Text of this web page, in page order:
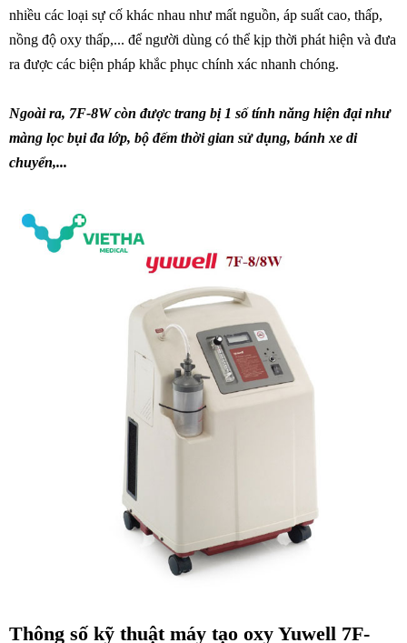
nhiều các loại sự cố khác nhau như mất nguồn, áp suất cao, thấp,
nồng độ oxy thấp,... để người dùng có thể kịp thời phát hiện và đưa
ra được các biện pháp khắc phục chính xác nhanh chóng.
Ngoài ra, 7F-8W còn được trang bị 1 số tính năng hiện đại như
màng lọc bụi đa lớp, bộ đếm thời gian sử dụng, bánh xe di
chuyển,...
Thông số kỹ thuật máy tạo oxy Yuwell 7F-